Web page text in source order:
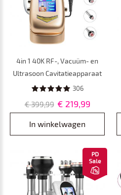
4in 1 40K RF-, Vacuüm- en
Ultrasoon Cavitatieapparaat
in Roségoud –
Lichaamscontouring van
Gezicht, Armen, Taille, Buik en
Benen
306
€ 399,99 € 219,99
In winkelwagen
PD
Sale